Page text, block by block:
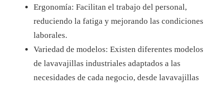
Ergonomía: Facilitan el trabajo del personal,
reduciendo la fatiga y mejorando las condiciones
laborales.
Variedad de modelos: Existen diferentes modelos
de lavavajillas industriales adaptados a las
necesidades de cada negocio, desde lavavajillas